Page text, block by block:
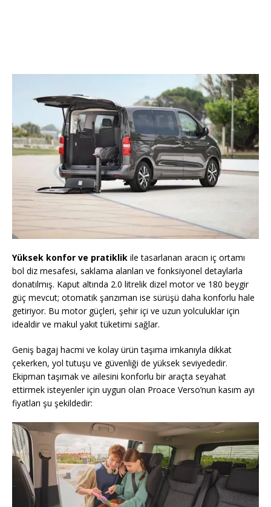
Yüksek konfor ve pratiklik ile tasarlanan aracın iç ortamı
bol diz mesafesi, saklama alanları ve fonksiyonel detaylarla
donatılmış. Kaput altında 2.0 litrelik dizel motor ve 180 beygir
güç mevcut; otomatik şanzıman ise sürüşü daha konforlu hale
getiriyor. Bu motor güçleri, şehir içi ve uzun yolculuklar için
idealdir ve makul yakıt tüketimi sağlar.
Geniş bagaj hacmi ve kolay ürün taşıma imkanıyla dikkat
çekerken, yol tutuşu ve güvenliği de yüksek seviyededir.
Ekipman taşımak ve ailesini konforlu bir araçta seyahat
ettirmek isteyenler için uygun olan Proace Verso’nun kasım ayı
fiyatları şu şekildedir: